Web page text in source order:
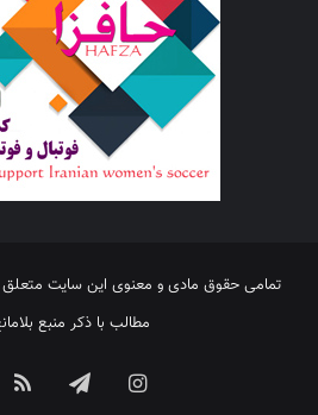
تمامی حقوق مادی و معنوی این سایت متعلق
مطالب با ذکر منبع
اینستاگرامتلگرام